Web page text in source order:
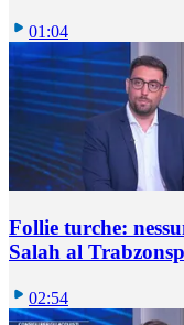
01:04
Follie turche:
Salah al
02:54